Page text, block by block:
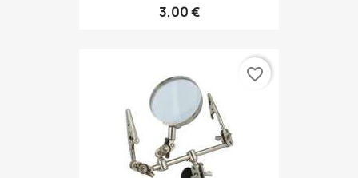
3,00 €
favorite_border